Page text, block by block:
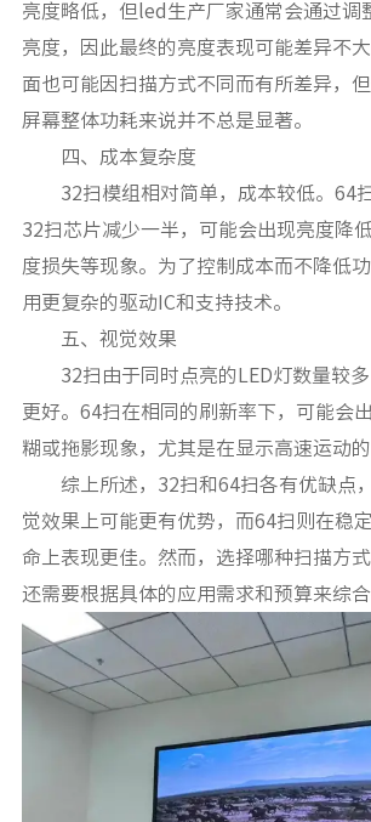
亮度略低，但led生产厂家通常会通过调
亮度，因此最终的亮度表现可能差异不
面也可能因扫描方式不同而有所差异，
屏幕整体功耗来说并不总是显著。
四、成本复杂度
32扫模组相对简单，成本较低。64
32扫芯片减少一半，可能会出现亮度降
度损失等现象。为了控制成本而不降低
用更复杂的驱动IC和支持技术。
五、视觉效果
32扫由于同时点亮的LED灯数量较多
更好。64扫在相同的刷新率下，可能会
糊或拖影现象，尤其是在显示高速运动的
综上所述，32扫和64扫各有优缺点
觉效果上可能更有优势，而64扫则在稳
命上表现更佳。然而，选择哪种扫描方式
还需要根据具体的应用需求和预算来综合